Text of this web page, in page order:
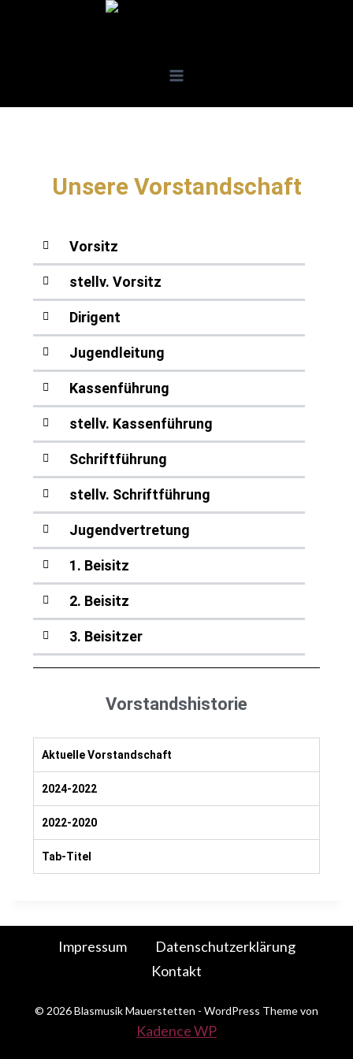
Unsere Vorstandschaft
Vorsitz
stellv. Vorsitz
Dirigent
Jugendleitung
Kassenführung
stellv. Kassenführung
Schriftführung
stellv. Schriftführung
Jugendvertretung
1. Beisitz
2. Beisitz
3. Beisitzer
Vorstandshistorie
Aktuelle Vorstandschaft
2024-2022
2022-2020
Tab-Titel
Impressum
Datenschutzerklärung
Kontakt
© 2026 Blasmusik Mauerstetten - WordPress Theme von
Kadence WP